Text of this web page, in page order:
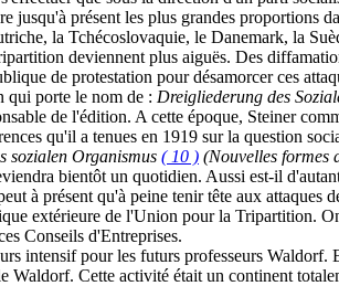
présent les plus grandes proportions
la Tchécoslovaquie, le Danemark, la
deviennent plus aiguës. Des
de protestation pour désamorcer ces
qui porte le nom de : Dreigliederung des
de l'édition. A cette époque, Steiner
qu'il a tenues en 1919 sur la question
sozialen Organismus ( 10 ) (Nouvelles formes
bientôt un quotidien. Aussi est-il
à présent qu'à peine tenir tête aux attaques
extérieure de l'Union pour la Tripartition.
Conseils d'Entreprises.
intensif pour les futurs professeurs Waldorf.
Waldorf. Cette activité était un continent